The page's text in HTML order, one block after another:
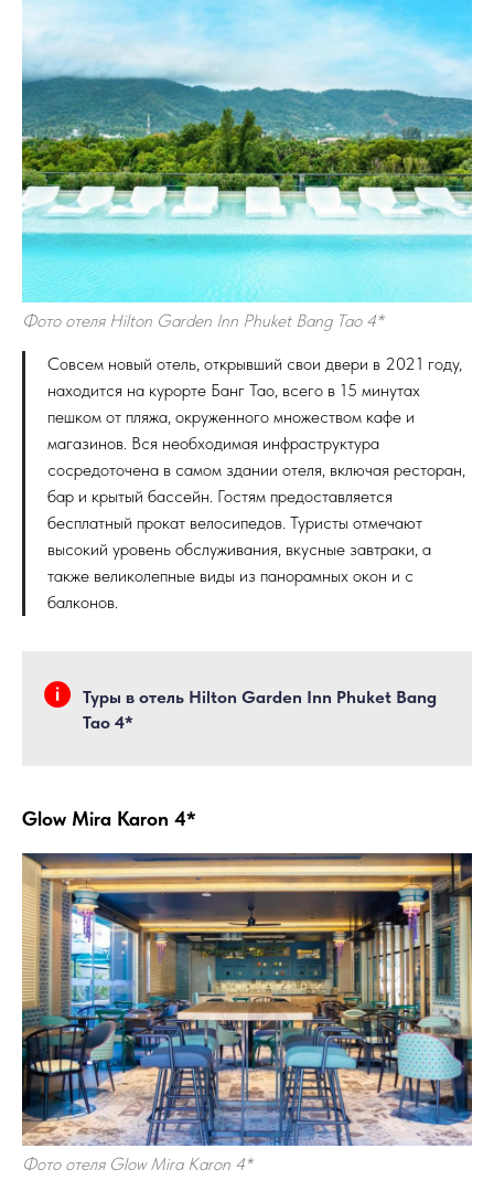
Фото отеля Hilton Garden Inn Phuket Bang Tao 4*
Совсем новый отель, открывший свои двери в 2021 году,
находится на курорте Банг Тао, всего в 15 минутах
пешком от пляжа, окруженного множеством кафе и
магазинов. Вся необходимая инфраструктура
сосредоточена в самом здании отеля, включая ресторан,
бар и крытый бассейн. Гостям предоставляется
бесплатный прокат велосипедов. Туристы отмечают
высокий уровень обслуживания, вкусные завтраки, а
также великолепные виды из панорамных окон и с
балконов.
Туры в отель Hilton Garden Inn Phuket Bang
Tao 4*
Glow Mira Karon 4*
Фото отеля Glow Mira Karon 4*
ПОИСК АВИА
ТУРОВОНЛАЙН
arabella.by
ВСЕ ЦЕНЫ АКТУАЛЬНЫЕ НА
ЧАРТЕРНОЙ ПЕРЕВОЗКЕ. НАЙДИ СВОЕ
Поиск туров